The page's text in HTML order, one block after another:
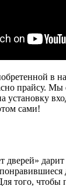
в
прайсу.
установку
сами!
дверей»
того, чтобы